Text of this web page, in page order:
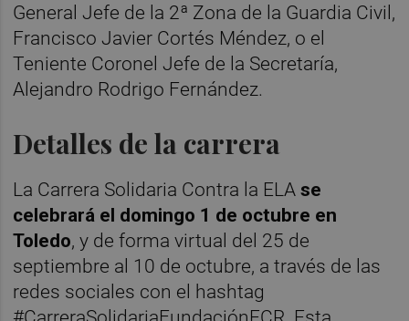
General Jefe de la 2ª Zona de la Guardia Civil,
Francisco Javier Cortés Méndez, o el
Teniente Coronel Jefe de la Secretaría,
Alejandro Rodrigo Fernández.
Detalles de la carrera
La Carrera Solidaria Contra la ELAse
celebrará el domingo 1 de octubre en
Toledo, y de forma virtual del 25 de
septiembre al 10 de octubre, a través de las
redes sociales con el hashtag